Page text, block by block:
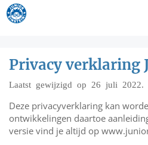
Privacy verklaring
Laatst gewijzigd op 26 juli 2022.
Deze privacyverklaring kan
ontwikkelingen daartoe
versie vind je altijd op